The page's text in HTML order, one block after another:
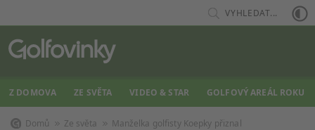
VYHLEDAT...
Z DOMOVA ZE SVĚTA VIDEO & STAR GOLFOVÝ AREÁL ROKU
Domů Ze světa Manželka golfisty Koepky přiznal